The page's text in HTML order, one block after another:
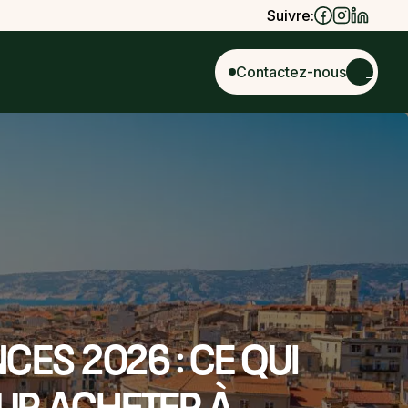
Suivre:
Contactez-nous
2026 : ce qui